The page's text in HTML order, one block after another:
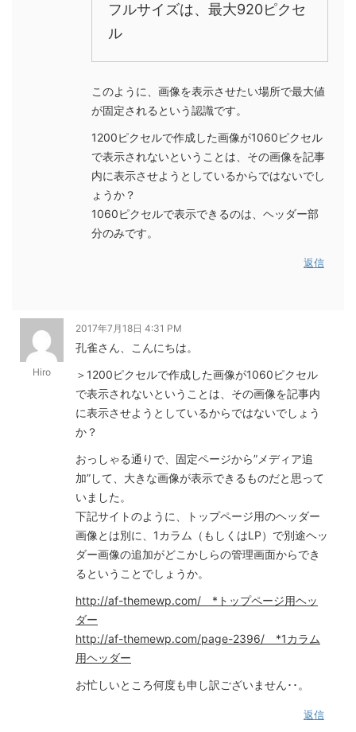
フルサイズは、最大920ピクセ
ル
このように、画像を表示させたい場所で最大値
が固定されるという認識です。
1200ピクセルで作成した画像が1060ピクセル
で表示されないということは、その画像を記事
内に表示させようとしているからではないでし
ょうか？
1060ピクセルで表示できるのは、ヘッダー部
分のみです。
返信
Hiro
2017年7月18日 4:31 PM
孔雀さん、こんにちは。
＞1200ピクセルで作成した画像が1060ピクセル
で表示されないということは、その画像を記事内
に表示させようとしているからではないでしょう
か？
おっしゃる通りで、固定ページから”メディア追
加”して、大きな画像が表示できるものだと思って
いました。
下記サイトのように、トップページ用のヘッダー
画像とは別に、1カラム（もしくはLP）で別途ヘッ
ダー画像の追加がどこかしらの管理画面からでき
るということでしょうか。
http://af-themewp.com/ *トップページ用ヘッ
ダー
http://af-themewp.com/page-2396/ *1カラム
用ヘッダー
お忙しいところ何度も申し訳ございません･･。
返信